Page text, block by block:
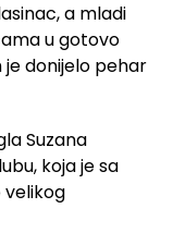
, a mladi
u gotovo
donijelo pehar
Suzana
koja je sa
velikog